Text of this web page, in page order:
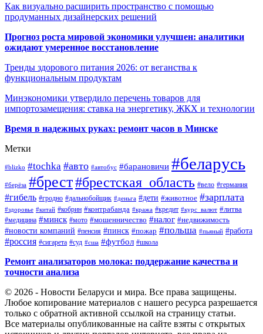
Как визуально расширить пространство с помощью
продуманных дизайнерских решений
Прогноз роста мировой экономики улучшен: аналитики
ожидают умеренное восстановление
Тренды здорового питания 2026: от веганства к
функциональным продуктам
Минэкономики утвердило перечень товаров для
импортозамещения: ставка на энергетику, ЖКХ и технологии
Время в надежных руках: ремонт часов в Минске
Метки
#blizko #tochka #авто #автобус #барановичи #беларусь
#берёза #брест#брестская_область #вело #германия
#гибель #гродно #дальнобойщик #деньга #дети #животное #зарплата
#здоровье #китай #кобрин #контрабанда #кража #кредит #курс_валют #литва
#медицина #минск #мото #мошенничество #налог #недвижимость
#новости компаний #пенсия #пинск #пожар #польша #пьяный #работа
#россия #сигарета #суд #сша #футбол #школа
Ремонт анализаторов молока: поддержание качества и
точности анализа
© 2026 - Новости Беларуси и мира. Все права защищены.
Любое копирование материалов с нашего ресурса разрешается
только с обратной активной ссылкой на страницу статьи.
Все материалы опубликованные на сайте взяты с открытых